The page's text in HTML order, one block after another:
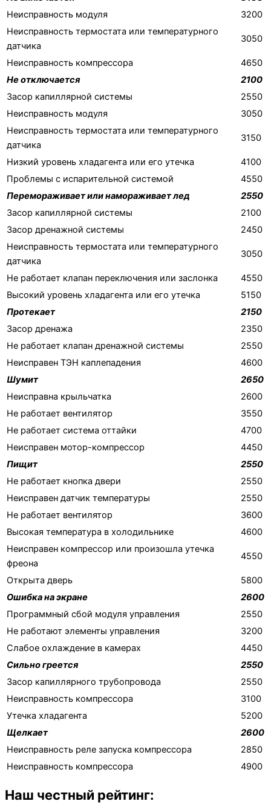
Неисправность модуля
3200
Неисправность термостата или температурного
датчика
3050
Неисправность компрессора
4650
Не отключается
2100
Засор капиллярной системы
2550
Неисправность модуля
3050
Неисправность термостата или температурного
датчика
3150
Низкий уровень хладагента или его утечка
4100
Проблемы с испарительной системой
4550
Перемораживает или намораживает лед
2550
Засор капиллярной системы
2100
Засор дренажной системы
2450
Неисправность термостата или температурного
датчика
3050
Не работает клапан переключения или заслонка
4550
Высокий уровень хладагента или его утечка
5150
Протекает
2150
Засор дренажа
2350
Не работает клапан дренажной системы
2550
Неисправен ТЭН каплепадения
4600
Шумит
2650
Неисправна крыльчатка
2600
Не работает вентилятор
3550
Не работает система оттайки
4700
Неисправен мотор-компрессор
4450
Пищит
2550
Не работает кнопка двери
2550
Неисправен датчик температуры
2550
Не работает вентилятор
3600
Высокая температура в холодильнике
4600
Неисправен компрессор или произошла утечка
фреона
4550
Открыта дверь
5800
Ошибка на экране
2600
Программный сбой модуля управления
2550
Не работают элементы управления
3200
Слабое охлаждение в камерах
4450
Сильно греется
2550
Засор капиллярного трубопровода
2550
Неисправность компрессора
3100
Утечка хладагента
5200
Щелкает
2600
Неисправность реле запуска компрессора
2850
Неисправность компрессора
4900
Наш честный рейтинг: